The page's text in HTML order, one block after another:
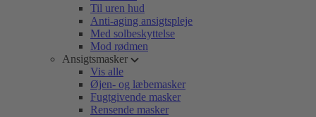
Til uren hud
Anti-aging ansigtspleje
Med solbeskyttelse
Mod rødmen
Ansigtsmasker
Vis alle
Øjen- og læbemasker
Fugtgivende masker
Rensende masker